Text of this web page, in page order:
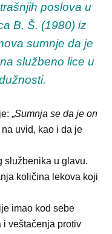
poslova u
B. Š. (1980) iz
sumnje da je
službeno lice u
„Sumnja se da je on
uvid, kao i da je
službenika u glavu.
količina lekova koji
imao kod sebe
i veštačenja protiv